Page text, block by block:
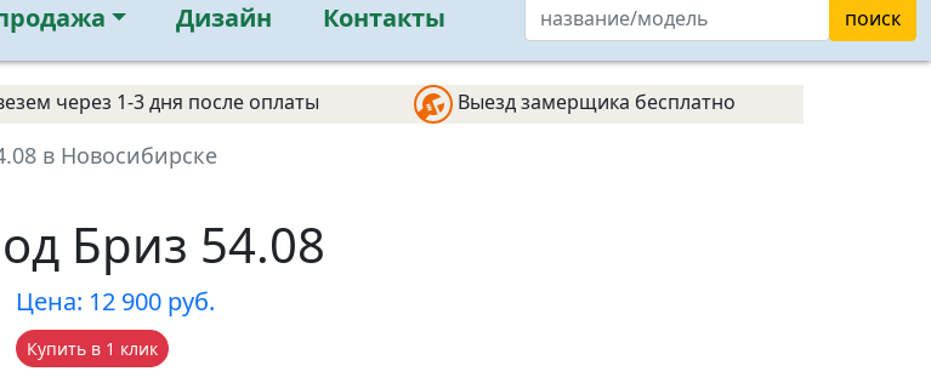
Дизайн Контакты поиск
через 1-3 дня после оплаты Выезд замерщика бесплатно
в Новосибирске
Бриз 54.08
Цена: 12 900 руб.
Купить в 1 клик